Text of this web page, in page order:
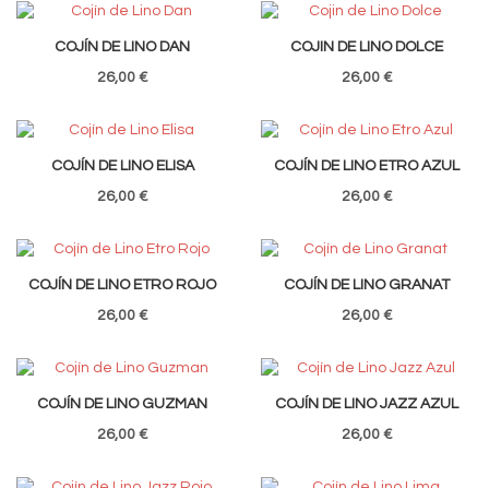
COJÍN DE LINO DAN
26,00 €
COJIN DE LINO DOLCE
26,00 €
COJÍN DE LINO ELISA
26,00 €
COJÍN DE LINO ETRO AZUL
26,00 €
COJÍN DE LINO ETRO ROJO
26,00 €
COJÍN DE LINO GRANAT
26,00 €
COJÍN DE LINO GUZMAN
26,00 €
COJÍN DE LINO JAZZ AZUL
26,00 €